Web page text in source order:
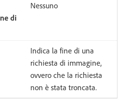
Nessuno
Indica la fine di una
richiesta di immagine,
ovvero che la richiesta
non è stata troncata.